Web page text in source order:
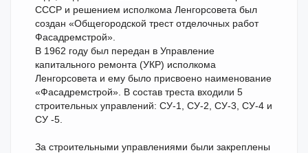
СССР и решением исполкома Ленгорсовета был
создан «Общегородской трест отделочных работ
Фасадремстрой».
В 1962 году был передан в Управление
капитального ремонта (УКР) исполкома
Ленгорсовета и ему было присвоено наименование
«Фасадремстрой». В состав треста входили 5
строительных управлений: СУ-1, СУ-2, СУ-3, СУ-4 и
СУ -5.
За строительными управлениями были закреплены